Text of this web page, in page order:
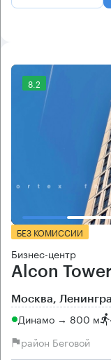
8.2
БЕЗ КОМИССИИ
Бизнес-центр
Alcon Tower
Москва,
Динамо → 800 м
район Беговой